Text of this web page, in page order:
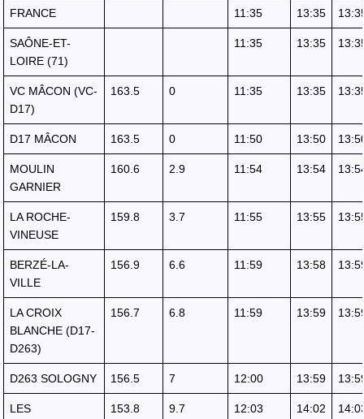
FRANCE 11:35 13:35
SAÔNE-ET-
LOIRE (71)
11:35 13:35
VC MÂCON (VC-
D17)
163.5 0 11:35 13:35
D17 MÂCON 163.5 0 11:50 13:50
MOULIN
GARNIER
160.6 2.9 11:54 13:54
LA ROCHE-
VINEUSE
159.8 3.7 11:55 13:55
BERZÉ-LA-
VILLE
156.9 6.6 11:59 13:58
LA CROIX
BLANCHE (D17-
D263)
156.7 6.8 11:59 13:59
D263 SOLOGNY 156.5 7 12:00 13:59
LES
153.8 9.7 12:03 14:02